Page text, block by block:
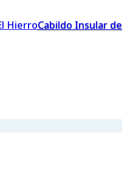
Cabildo Insular de